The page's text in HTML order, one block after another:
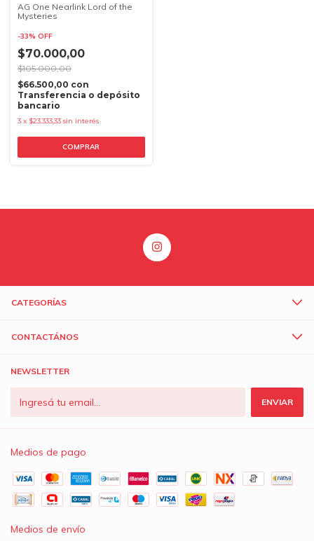
AG One Nearlink Lord of the
Mysteries
-33% OFF
$70.000,00
$105.000,00
$66.500,00 con
Transferencia o depósito
bancario
3 x $23.333,33 sin interés
COMPRAR
CATEGORÍAS
CONTACTÁNOS
NEWSLETTER
Medios de pago
Medios de envío